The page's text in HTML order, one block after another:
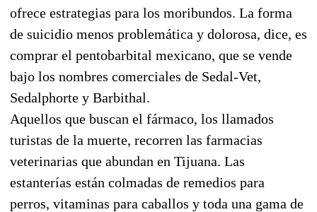
ofrece estrategias para los moribundos. La forma
de suicidio menos problemática y dolorosa, dice, es
comprar el pentobarbital mexicano, que se vende
bajo los nombres comerciales de Sedal-Vet,
Sedalphorte y Barbithal.
Aquellos que buscan el fármaco, los llamados
turistas de la muerte, recorren las farmacias
veterinarias que abundan en Tijuana. Las
estanterías están colmadas de remedios para
perros, vitaminas para caballos y toda una gama de